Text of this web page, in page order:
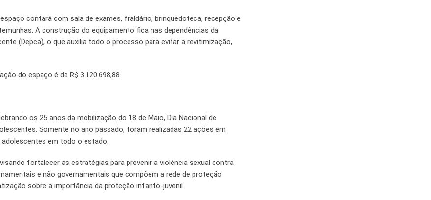
contará com sala de exames, fraldário, brinquedoteca, recepção e
A construção do equipamento fica nas dependências da
(Depca), o que auxilia todo o processo para evitar a revitimização,
do espaço é de R$ 3.120.698,88.
os 25 anos da mobilização do 18 de Maio, Dia Nacional de
Somente no ano passado, foram realizadas 22 ações em
adolescentes em todo o estado.
fortalecer as estratégias para prevenir a violência sexual contra
e não governamentais que compõem a rede de proteção
sobre a importância da proteção infanto-juvenil.